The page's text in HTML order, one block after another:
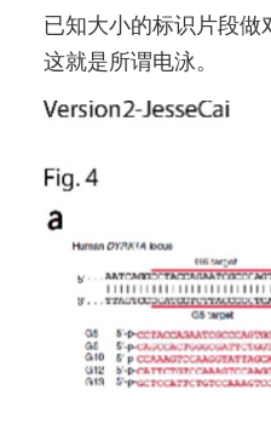
已知大小的标识片段
这就是所谓电泳。